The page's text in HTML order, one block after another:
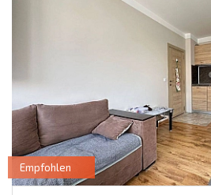
Empfohlen